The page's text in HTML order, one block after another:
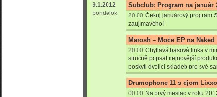
9.1.2012
pondelok
Subclub: Program na január
20:00 Čekuj januárový program
zaujímavého!
Marosh – Mode EP na Naked
20:00 Chytlavá basová linka v
stručně popsat nejnovější
poskytl dvojici skladeb pro své
Drumophone 11 s djom
00:00 Na prvý mesiac v roku